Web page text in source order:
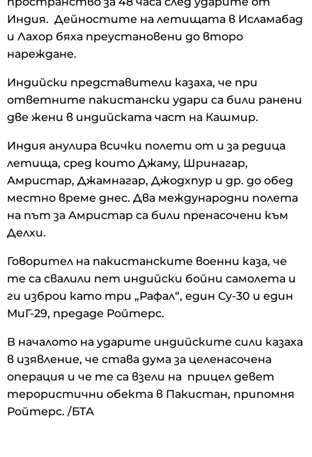
Индия. Дейностите на летищата в Исламабад
и Лахор бяха преустановени до второ
нареждане.
Индийски представители казаха, че при
ответните пакистански удари са били ранени
две жени в индийската част на Кашмир.
Индия анулира всички полети от и за редица
летища, сред които Джаму, Шринагар,
Амристар, Джамнагар, Джодхпур и др. до обед
местно време днес. Два международни полета
на път за Амристар са били пренасочени към
Делхи.
Говорител на пакистанските военни каза, че
те са свалили пет индийски бойни самолета и
ги изброи като три „Рафал“, един Су-30 и един
МиГ-29, предаде Ройтерс.
В началото на ударите индийските сили казаха
в изявление, че става дума за целенасочена
операция и че те са взели на прицел девет
терористични обекта в Пакистан, припомня
Ройтерс. /БТА